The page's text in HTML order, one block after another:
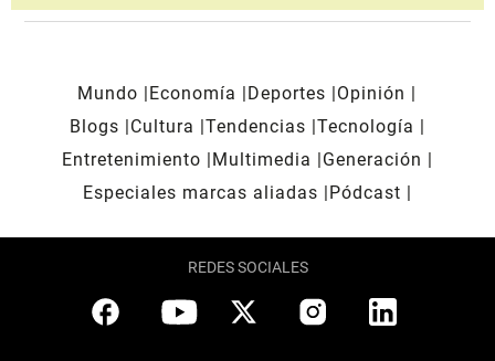
Mundo Economía Deportes
Opinión
Blogs
Cultura Tendencias Tecnología
Entretenimiento
Multimedia
Generación
Especiales marcas aliadas
Pódcast
REDES SOCIALES